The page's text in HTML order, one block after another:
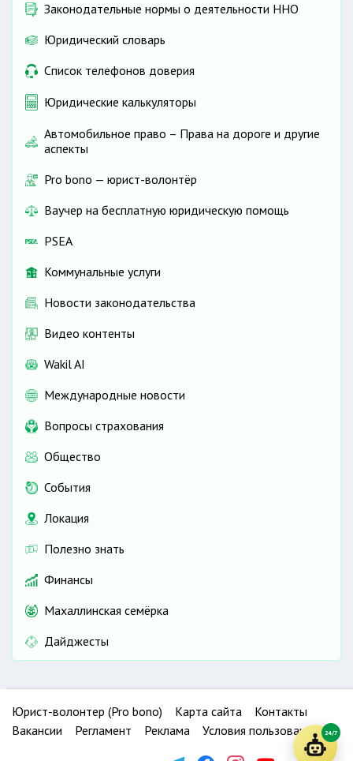
Законодательные нормы о деятельности ННО
Юридический словарь
Список телефонов доверия
Юридические калькуляторы
Автомобильное право – Права на дороге и другие
аспекты
Pro bono — юрист-волонтёр
Ваучер на бесплатную юридическую помощь
PSEA
Коммунальные услуги
Новости законодательства
Видео контенты
Wakil AI
Международные новости
Вопросы страхования
Общество
События
Локация
Полезно знать
Финансы
Махаллинская семёрка
Дайджесты
Юрист-волонтер (Pro bono) Карта сайта
Контакты
Вакансии
Регламент Реклама Условия пользования 24/7